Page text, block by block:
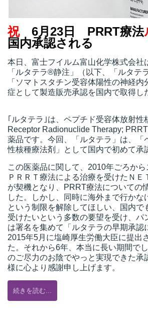
祝 6月23日 PRRT療法
国内承認される
本日、富士フイルム富山化学株式会社
「ルタテラ®静注」（以下、「ルタテ
「ソマトスタチン受容体陽性の神経
症として製造販売承認を国内で取得し
｢ルタテラ｣は、ペプチド受容体放射性
Receptor Radionuclide Therapy;
薬品です。今回、「ルタテラ」は、「
性核種療法剤」として国内で初めて承
この医薬品に関して、2010年ごろか
ＰＲＲＴ療法による治療を受けたＮＥ
が契機となり、PRRT療法についての
した。しかし、同時に海外まで行かな
という制限を解除してほしい、国内で
受けたいという多数の要望を受け、パ
は署名を集めて「ルタテラの早期承認
2015年5月に塩崎厚生労働大臣に提出
た。それから6年、本当に長い期間で
のご尽力のお陰でやっと実現できた承
様に心より感謝申し上げます。
続きを読む...